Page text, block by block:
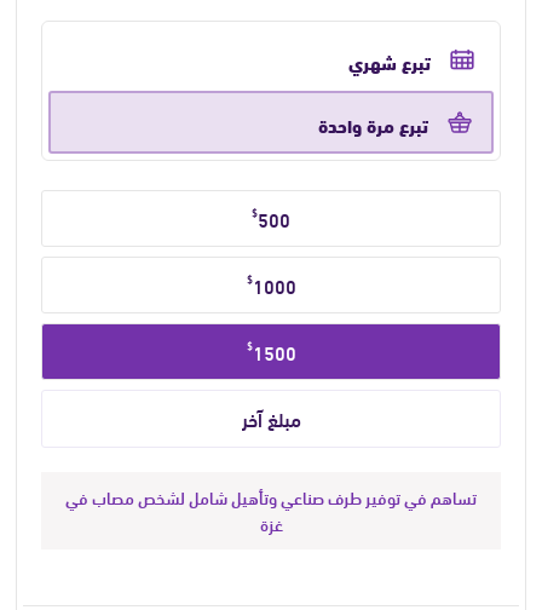
حدد
تكرار
التبرع
تبرع شهري
تبرع مرة واحدة
حدد
التبرع
$500
$1000
$1500
تساهم في توفير طرف صناعي وتأهيل شامل لشخص مصاب في
غزة